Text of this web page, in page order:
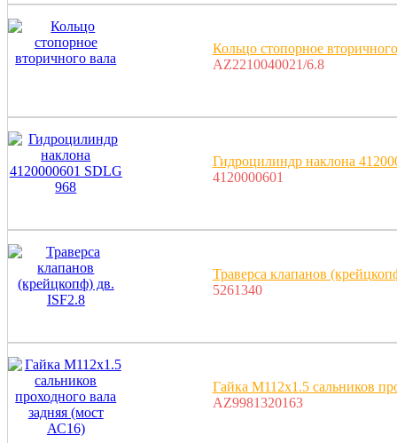
Кольцо стопорное
AZ2210040021/6.8
Гидроцилиндр наклона
4120000601
Траверса клапанов
5261340
Гайка М112х1.5 сальников
AZ9981320163